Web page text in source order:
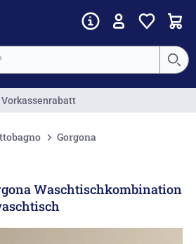
Vorkassenrabatt
Gorgona
Waschtischkombination